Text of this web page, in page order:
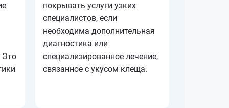
Это
покрывать услуги узких
специалистов, если
необходима дополнительная
диагностика или
специализированное лечение,
связанное с укусом клеща.